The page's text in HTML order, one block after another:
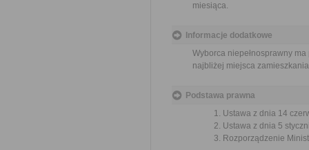
miesiąca.
Informacje dodatkowe
Wyborca niepełnosprawny
najbliżej miejsca
Podstawa prawna
Ustawa z dnia 14
Ustawa z dnia 5
Rozporządzenie